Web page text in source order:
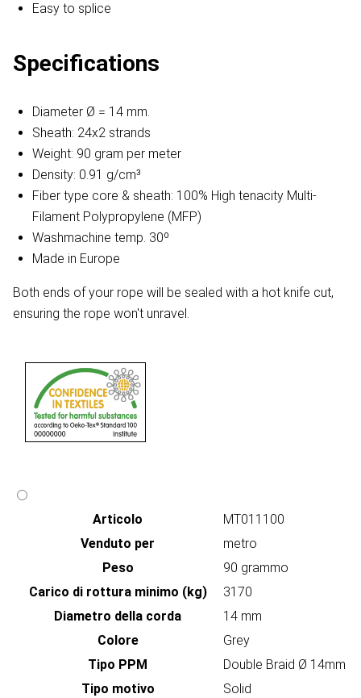
Easy to splice
Specifications
Diameter Ø = 14 mm.
Sheath: 24x2 strands
Weight: 90 gram per meter
Density: 0.91 g/cm³
Fiber type core & sheath: 100% High tenacity Multi-
Filament Polypropylene (MFP)
Washmachine temp. 30º
Made in Europe
Both ends of your rope will be sealed with a hot knife cut,
ensuring the rope won't unravel.
Articolo
MT011100
Venduto per
metro
Peso
90 grammo
Carico di rottura minimo (kg)
3170
Diametro della corda
14 mm
Colore
Grey
Tipo PPM
Double Braid Ø 14mm
Tipo motivo
Solid